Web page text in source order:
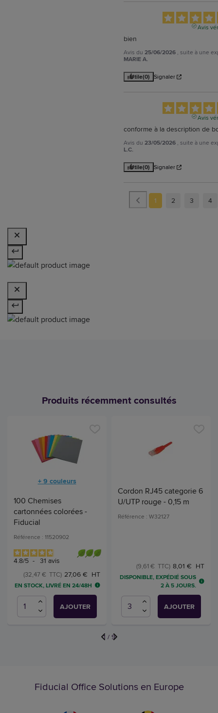
Avis
bien
Avis du25/06/2026 , suite à une
MARIE A.
Utile(0) Signaler
Avis
conforme à la description de
Avis du23/05/2026 , suite à une
L.C.
Utile(0) Signaler
1 2 3 4
Produits récemment consultés
+ 9 couleurs
100 Chemises
cartonnées colorées -
Fiducial
Référence : 11520902
4.8/5 - 31 avis
27,06 € HT
(32,47 € TTC)
EN STOCK, LIVRÉ EN 24/48H
AJOUTER
Cordon RJ45 categorie 6
U/UTP rouge - 0,15 m
Référence : W32127
8,01 € HT
(9,61 € TTC)
DISPONIBLE, EXPÉDIÉ SOUS
2 À 5 JOURS.
AJOUTER
1 / 9
Fiducial Office Solutions en Europe